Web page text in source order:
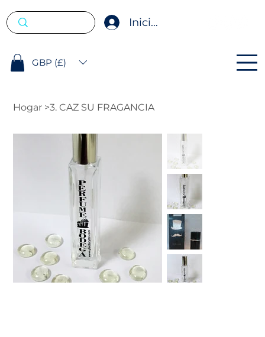
Iniciar sesión
GBP (£)
Hogar >3. CAZ SU FRAGANCIA